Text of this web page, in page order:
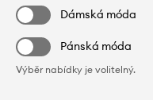
Dámská móda
Pánská móda
Výběr nabídky je volitelný.